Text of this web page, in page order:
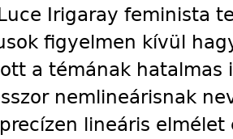
Irigaray feminista
figyelmen kívül
a témának hatalmas
nemlineárisnak
lineáris